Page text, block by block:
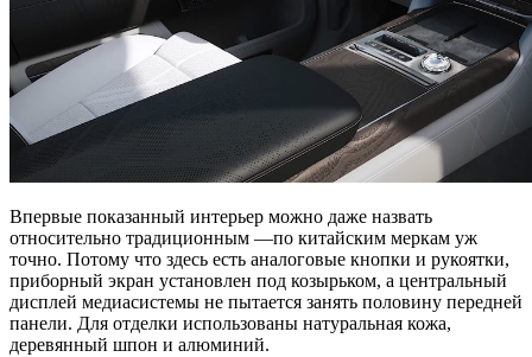
Впервые показанный интерьер можно даже назвать
относительно традиционным —по китайским меркам уж
точно. Потому что здесь есть аналоговые кнопки и рукоятки,
приборный экран установлен под козырьком, а центральный
дисплей медиасистемы не пытается занять половину передней
панели. Для отделки использованы натуральная кожа,
деревянный шпон и алюминий.